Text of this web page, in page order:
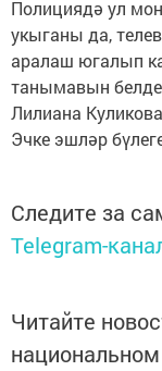
Полициядә ул
укыганы да,
аралаш югалып
танымавын
Лилиана
Эчке эшләр
Следите за
Telegram-
Читайте